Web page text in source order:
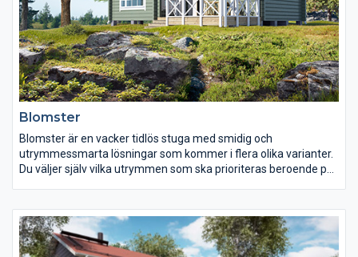
Blomster
Blomster är en vacker tidlös stuga med smidig och
utrymmessmarta lösningar som kommer i flera olika varianter.
Du väljer själv vilka utrymmen som ska prioriteras beroende på